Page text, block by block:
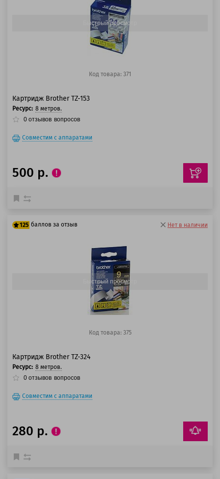
Быстрый просмотр
Код товара: 371
Картридж Brother TZ-153
Ресурс: 8 метров.
0 отзывов вопросов
Совместим с аппаратами
500 р.
125 баллов за отзыв Нет в наличии
Быстрый просмотр
Код товара: 375
Картридж Brother TZ-324
Ресурс: 8 метров.
0 отзывов вопросов
Совместим с аппаратами
280 р.